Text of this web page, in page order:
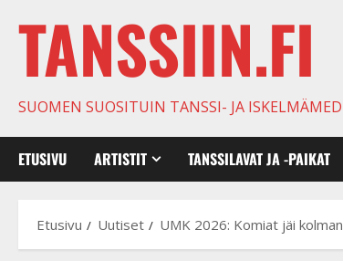
TANSSIIN.FI
SUOMEN SUOSITUIN TANSSI- JA
ETUSIVU ARTISTIT TANSSILAVAT JA -PAIKAT
Etusivu Uutiset UMK 2026: Komiat jäi